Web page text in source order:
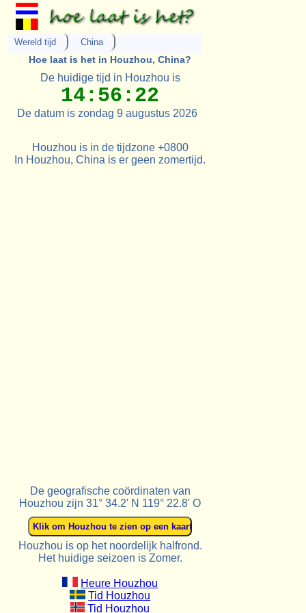
Wereld tijd China
Hoe laat is het in Houzhou, China?
De huidige tijd in Houzhou is
14:56:22
De datum is zondag 9 augustus 2026
Houzhou is in de tijdzone +0800
In Houzhou, China is er geen zomertijd.
De geografische coördinaten van
Houzhou zijn 31° 34.2' N 119° 22.8' O
Houzhou is op het noordelijk halfrond.
Het huidige seizoen is Zomer.
Heure Houzhou
Tid Houzhou
Tid Houzhou